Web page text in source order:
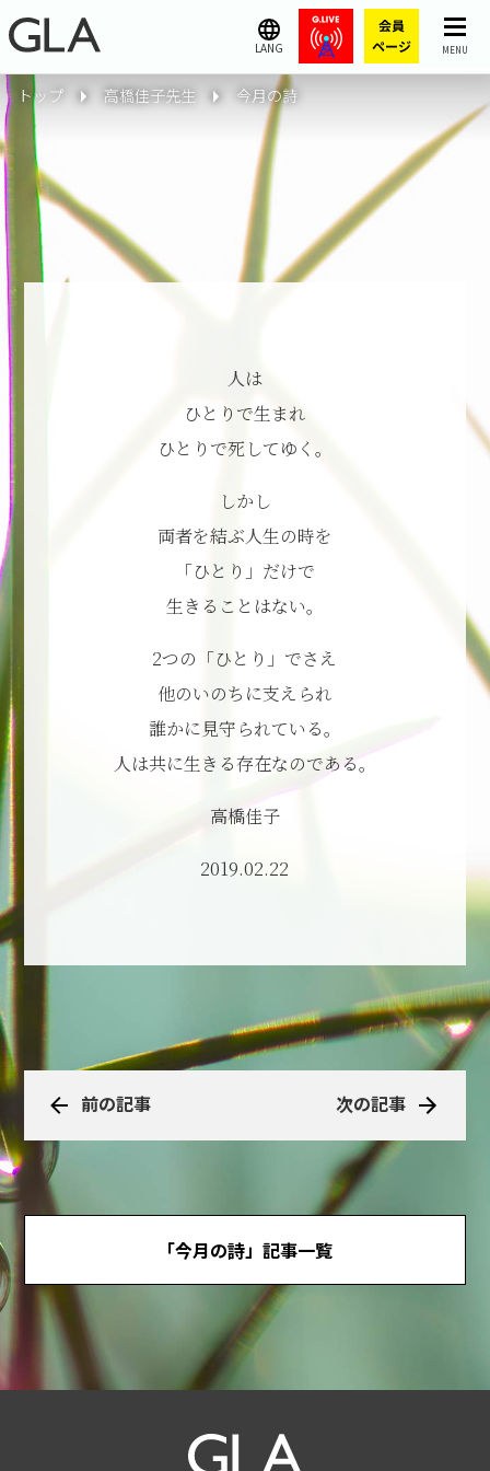
MENU
LANG
人は
ひとりで生まれ
ひとりで死してゆく。
しかし
両者を結ぶ人生の時を
「ひとり」だけで
生きることはない。
2つの「ひとり」でさえ
他のいのちに支えられ
誰かに見守られている。
人は共に生きる存在なのである。
高橋佳子
2019.02.22
前の記事 次の記事
「今月の詩」記事一覧
トップ 高橋佳子先生 今月の詩